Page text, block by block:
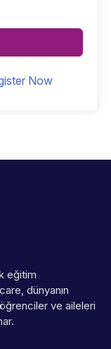
Now
eğitim
dünyanın
ve aileleri